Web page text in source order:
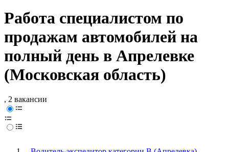
Работа специалистом по
продажам автомобилей на
полный день в Апрелевке
(Московская область)
, 2 вакансии